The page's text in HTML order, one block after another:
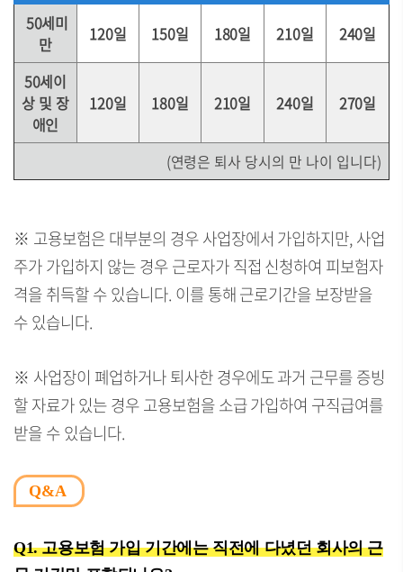
50세미
만
120일 150일 180일 210일 240일
50세이
상 및 장
애인
120일 180일 210일 240일 270일
(연령은 퇴사 당시의 만 나이 입니다)
※ 고용보험은 대부분의 경우 사업장에서 가입하지만, 사업
주가 가입하지 않는 경우 근로자가 직접 신청하여 피보험자
격을 취득할 수 있습니다. 이를 통해 근로기간을 보장받을
수 있습니다.
※ 사업장이 폐업하거나 퇴사한 경우에도 과거 근무를 증빙
할 자료가 있는 경우 고용보험을 소급 가입하여 구직급여를
받을 수 있습니다.
Q&A
Q1. 고용보험 가입 기간에는 직전에 다녔던 회사의 근